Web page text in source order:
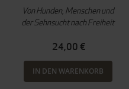
Von Hunden, Menschen und
der Sehnsucht nach Freiheit
24,00 €
IN DEN WARENKORB